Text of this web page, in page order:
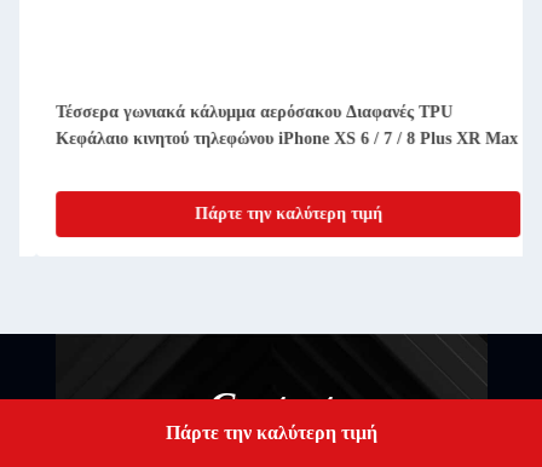
Πάρτε την καλύτερη τιμή
Τέσσερα γωνιακά κάλυμμα αερόσακου Διαφανές TPU
Κεφάλαιο κινητού τηλεφώνου iPhone XS 6 / 7 / 8 Plus XR Max
Πάρτε την καλύτερη τιμή
Contact
Get a Quote